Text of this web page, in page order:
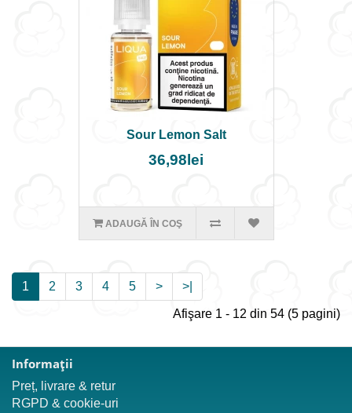
Sour Lemon Salt
36,98lei
ADAUGĂ ÎN COŞ
1 2 3 4 5 > >|
Afişare 1 - 12 din 54 (5 pagini)
Informaţii
Preț, livrare & retur
RGPD & cookie-uri